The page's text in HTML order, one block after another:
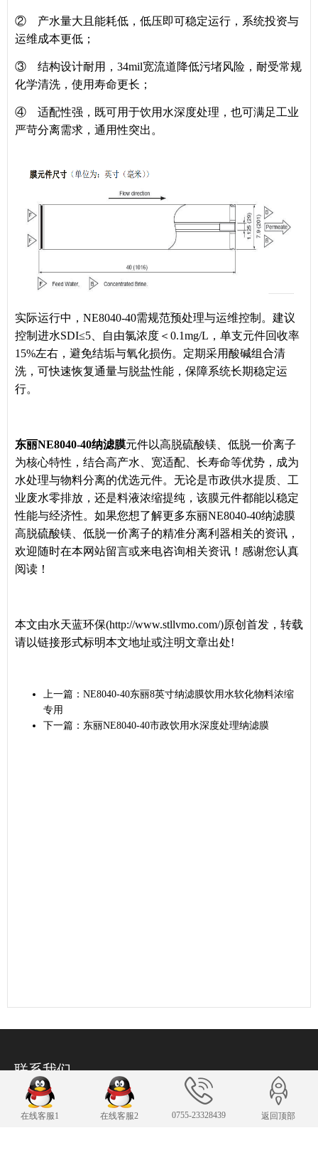
② 产水量大且能耗低，低压即可稳定运行，系统投资与
运维成本更低；
③ 结构设计耐用，34mil宽流道降低污堵风险，耐受常规
化学清洗，使用寿命更长；
④ 适配性强，既可用于饮用水深度处理，也可满足工业
严苛分离需求，通用性突出。
实际运行中，NE8040-40需规范预处理与运维控制。建议
控制进水SDI≤5、自由氯浓度＜0.1mg/L，单支元件回收率
15%左右，避免结垢与氧化损伤。定期采用酸碱组合清
洗，可快速恢复通量与脱盐性能，保障系统长期稳定运
行。
东丽NE8040-40纳滤膜元件以高脱硫酸镁、低脱一价离子
为核心特性，结合高产水、宽适配、长寿命等优势，成为
水处理与物料分离的优选元件。无论是市政供水提质、工
业废水零排放，还是料液浓缩提纯，该膜元件都能以稳定
性能与经济性。如果您想了解更多东丽NE8040-40纳滤膜
高脱硫酸镁、低脱一价离子的精准分离利器相关的资讯，
欢迎随时在本网站留言或来电咨询相关资讯！感谢您认真
阅读！
本文由水天蓝环保(http://www.stllvmo.com/)原创首发，转载
请以链接形式标明本文地址或注明文章出处!
上一篇： NE8040-40东丽8英寸纳滤膜饮用水软化物料浓缩
专用
下一篇： 东丽NE8040-40市政饮用水深度处理纳滤膜
联系我们
24小时服务热线
0755-23328439
在线客服1 在线客服2 0755-23328439 返回顶部